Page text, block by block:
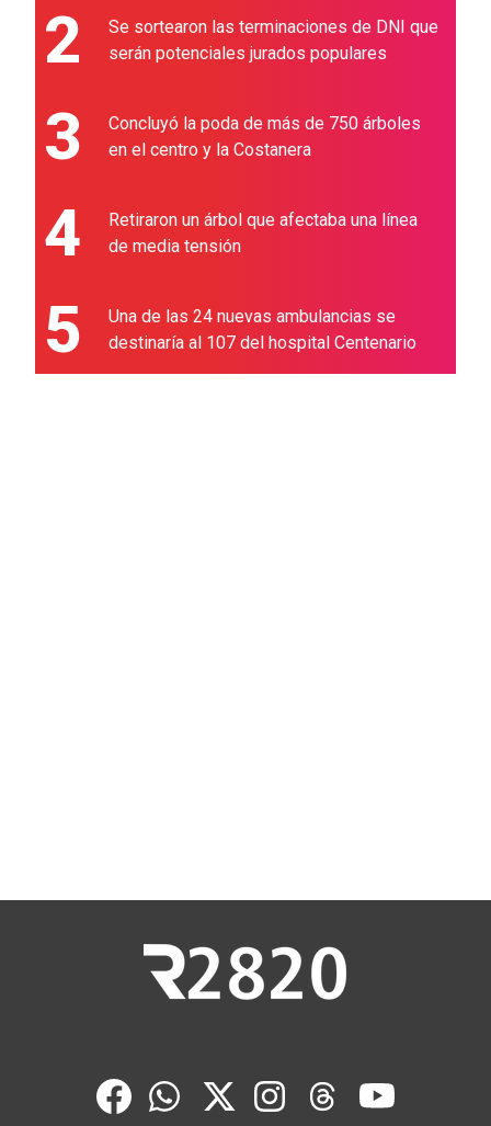
2
Se sortearon las terminaciones de DNI que
serán potenciales jurados populares
3
Concluyó la poda de más de 750 árboles
en el centro y la Costanera
4
Retiraron un árbol que afectaba una línea
de media tensión
5
Una de las 24 nuevas ambulancias se
destinaría al 107 del hospital Centenario